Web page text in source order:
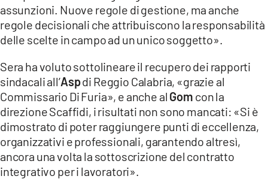
assunzioni. Nuove regole di gestione, ma anche
regole decisionali che attribuiscono la responsabilità
delle scelte in campo ad un unico soggetto».
Sera ha voluto sottolineare il recupero dei rapporti
sindacali all’Aspdi Reggio Calabria, «grazie al
Commissario Di Furia», e anche al Gom con la
direzione Scaffidi, i risultati non sono mancati: «Si è
dimostrato di poter raggiungere punti di eccellenza,
organizzativi e professionali, garantendo altresì,
ancora una volta la sottoscrizione del contratto
integrativo per i lavoratori».